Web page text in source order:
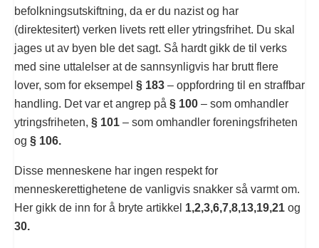
befolkningsutskiftning, da er du nazist og har
(direktesitert) verken livets rett eller ytringsfrihet. Du skal
jages ut av byen ble det sagt. Så hardt gikk de til verks
med sine uttalelser at de sannsynligvis har brutt flere
lover, som for eksempel § 183 – oppfordring til en straffbar
handling. Det var et angrep på § 100 – som omhandler
ytringsfriheten, § 101 – som omhandler foreningsfriheten
og § 106.
Disse menneskene har ingen respekt for
menneskerettighetene de vanligvis snakker så varmt om.
Her gikk de inn for å bryte artikkel 1,2,3,6,7,8,13,19,21 og
30.